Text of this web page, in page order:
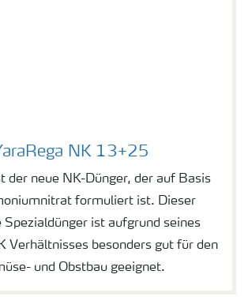
NK 13+25
NK 13+25
der neue NK-Dünger, der auf Basis
formuliert ist. Dieser
Spezialdünger ist aufgrund seines
Verhältnisses besonders gut für den
und Obstbau geeignet.